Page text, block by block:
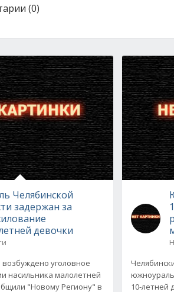
(0)
Челябинской
задержан за
девочки
уголовное
насильника малолетней
"Новому Региону" в
10-летней